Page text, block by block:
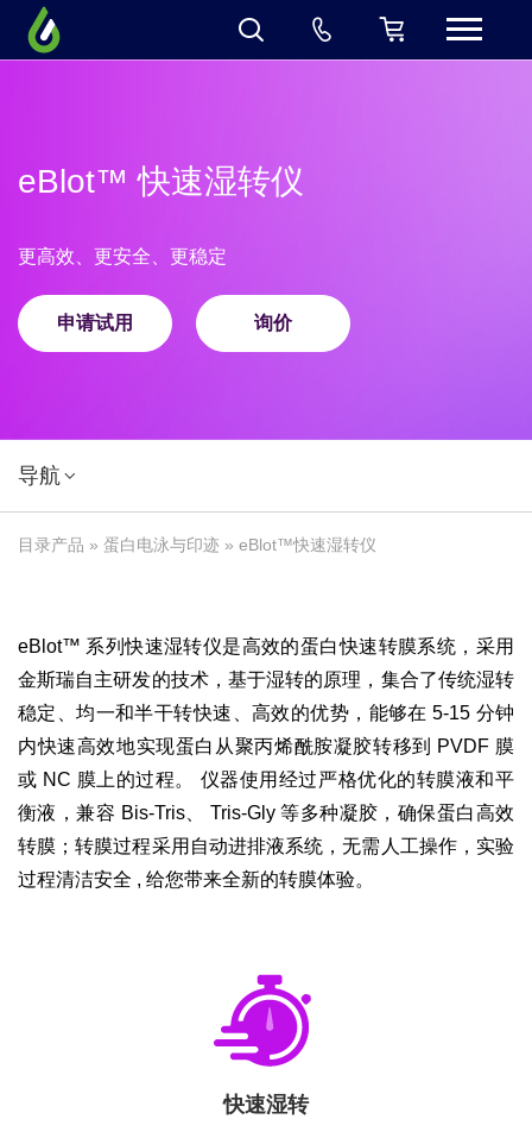
eBlot™ 快速湿转仪
更高效、更安全、更稳定
申请试用 询价
导航
目录产品 » 蛋白电泳与印迹 » eBlot™快速湿转仪
eBlot™ 系列快速湿转仪是高效的蛋白快速转膜系统，采用
金斯瑞自主研发的技术，基于湿转的原理，集合了传统湿转
稳定、均一和半干转快速、高效的优势，能够在 5-15 分钟
内快速高效地实现蛋白从聚丙烯酰胺凝胶转移到 PVDF 膜
或 NC 膜上的过程。 仪器使用经过严格优化的转膜液和平
衡液，兼容 Bis-Tris、 Tris-Gly 等多种凝胶，确保蛋白高效
转膜；转膜过程采用自动进排液系统，无需人工操作，实验
过程清洁安全 , 给您带来全新的转膜体验。
快速湿转